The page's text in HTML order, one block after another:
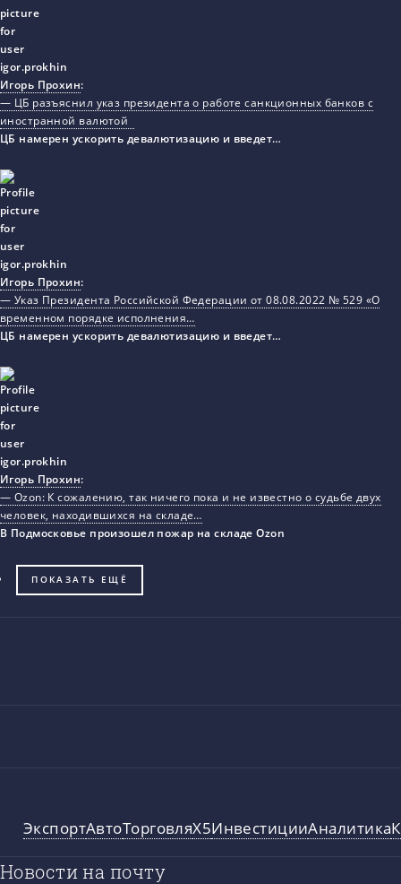
Игорь Прохин:
— ЦБ разъяснил указ президента о работе санкционных банков с
иностранной валютой
ЦБ намерен ускорить девалютизацию и введет…
Игорь Прохин:
— Указ Президента Российской Федерации от 08.08.2022 № 529 «О
временном порядке исполнения…
ЦБ намерен ускорить девалютизацию и введет…
Игорь Прохин:
— Ozon: К сожалению, так ничего пока и не известно о судьбе двух
человек, находившихся на складе…
В Подмосковье произошел пожар на складе Ozon
ПОКАЗАТЬ ЕЩЁ
ЭкспортАвтоТорговляX5ИнвестицииАналитика
Новости на почту